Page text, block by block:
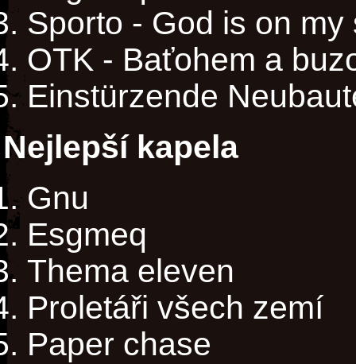
Sporto - God is on my
OTK - Baťohem a
Einstürzende
Nejlepší kapela
Gnu
Esgmeq
Thema eleven
Proletáři všech zemí
Paper chase